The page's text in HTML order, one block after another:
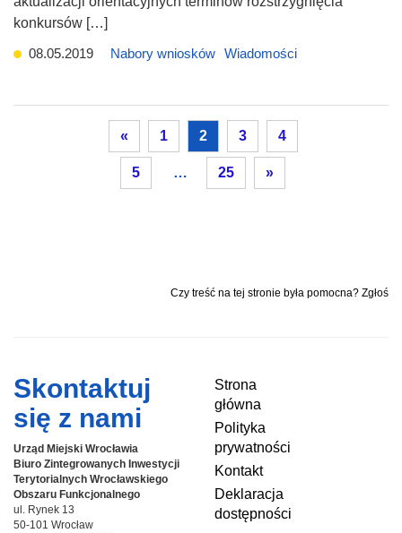
konkursów […]
08.05.2019
Nabory wniosków Wiadomości
« 1 2 3 4
5 … 25 »
Czy treść na tej stronie była pomocna? Zgłoś
Skontaktuj
się z nami
Urząd Miejski Wrocławia
Biuro Zintegrowanych Inwestycji
Terytorialnych Wrocławskiego
Obszaru Funkcjonalnego
ul. Rynek 13
50-101 Wrocław
Strona
główna
Polityka
prywatności
Kontakt
Deklaracja
dostępności